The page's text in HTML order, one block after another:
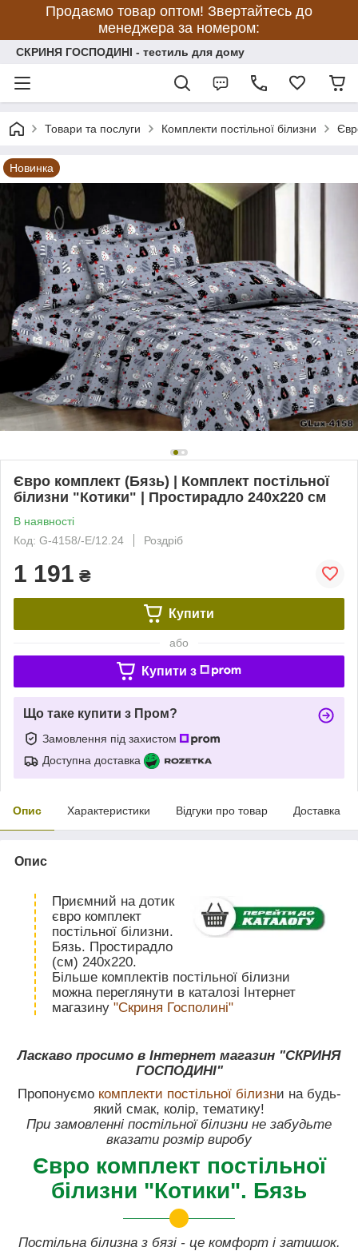
Продаємо товар оптом! Звертайтесь до
менеджера за номером:
СКРИНЯ ГОСПОДИНІ - тестиль для дому
Товари та послуги Комплекти постільної білизни
Новинка
Євро комплект (Бязь) | Комплект постільної
білизни "Котики" | Простирадло 240х220 см
В наявності
Код: G-4158/-E/12.24
Роздріб
1 191 ₴
Купити
або
Купити з
Що таке купити з Пром?
Замовлення під захистом
Доступна доставка
Опис Характеристики Відгуки про товар Доставка
Опис
Приємний на дотик
євро комплект
постільної білизни.
Бязь. Простирадло
(см) 240х220.
Більше комплектів постільної білизни
можна переглянути в каталозі Інтернет
магазину "Скриня Госполині"
Ласкаво просимо в Інтернет магазин "СКРИНЯ
ГОСПОДИНІ"
Пропонуємо комплекти постільної білизни на будь-
який смак, колір, тематику!
При замовленні постільної білизни не забудьте
вказати розмір виробу
Євро комплект постільної
білизни "Котики". Бязь
Постільна білизна з бязі - це комфорт і затишок.